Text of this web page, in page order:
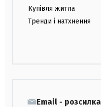
Купівля житла
Тренди і натхнення
Email - розсилка